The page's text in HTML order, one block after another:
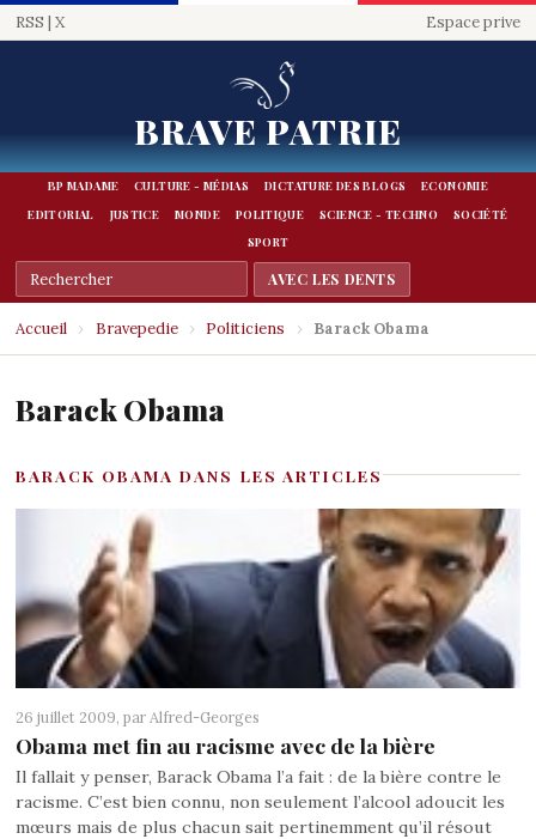
RSS | X Espace prive
BRAVE PATRIE
BP MADAME CULTURE - MÉDIAS DICTATURE DES BLOGS
ECONOMIE
EDITORIAL
JUSTICE MONDE POLITIQUE SCIENCE - TECHNO
SOCIÉTÉ
SPORT
Accueil › Bravepedie › Politiciens › Barack Obama
Barack Obama
BARACK OBAMA DANS LES ARTICLES
26 juillet 2009, par Alfred-Georges
Obama met fin au racisme avec de la bière
Il fallait y penser, Barack Obama l’a fait : de la bière contre le
racisme. C’est bien connu, non seulement l’alcool adoucit les
mœurs mais de plus chacun sait pertinemment qu’il résout